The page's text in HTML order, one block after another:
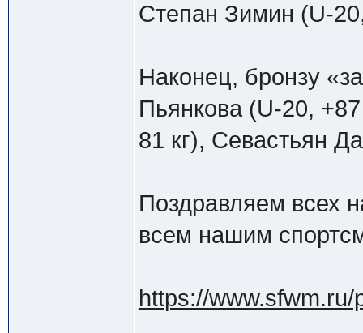
Степан Зимин (U-
Наконец, бронзу
Пьянкова (U-20,
81 кг), Севастьян
Поздравляем всех
всем нашим
https://